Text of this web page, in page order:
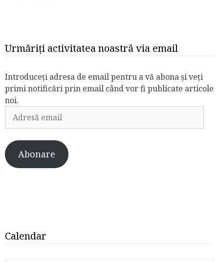
Urmăriți activitatea noastră via email
Introduceți adresa de email pentru a vă abona și veți
primi notificări prin email când vor fi publicate articole
noi.
Adresă
email
Abonare
Calendar